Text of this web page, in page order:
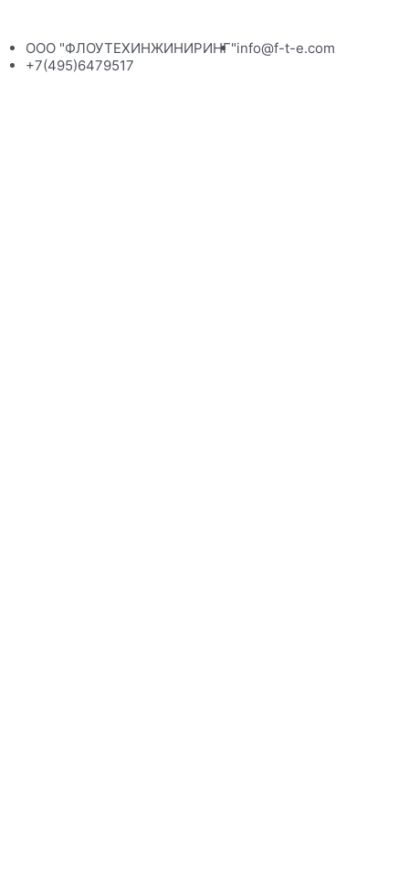
ООО "ФЛОУТЕХИНЖИНИРИНГ"info@f-t-e.com
+7(495)6479517